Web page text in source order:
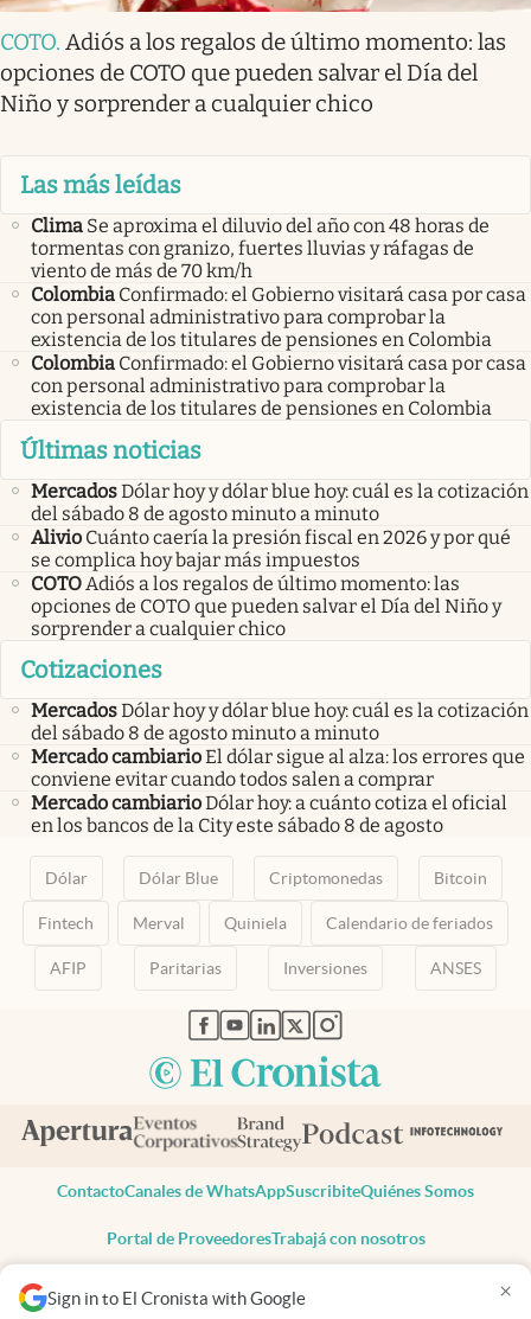
Sign in to El Cronista with Google ×
COTO. Adiós a los regalos de último momento: las
opciones de COTO que pueden salvar el Día del
Niño y sorprender a cualquier chico
Las más leídas
Clima Se aproxima el diluvio del año con 48 horas de
tormentas con granizo, fuertes lluvias y ráfagas de
viento de más de 70 km/h
Colombia Confirmado: el Gobierno visitará casa por casa
con personal administrativo para comprobar la
existencia de los titulares de pensiones en Colombia
Colombia Confirmado: el Gobierno visitará casa por casa
con personal administrativo para comprobar la
existencia de los titulares de pensiones en Colombia
Últimas noticias
MercadosDólar hoy y dólar blue hoy: cuál es la cotización
del sábado 8 de agosto minuto a minuto
Alivio Cuánto caería la presión fiscal en 2026 y por qué
se complica hoy bajar más impuestos
COTOAdiós a los regalos de último momento: las
opciones de COTO que pueden salvar el Día del Niño y
sorprender a cualquier chico
Cotizaciones
MercadosDólar hoy y dólar blue hoy: cuál es la cotización
del sábado 8 de agosto minuto a minuto
Mercado cambiarioEl dólar sigue al alza: los errores que
conviene evitar cuando todos salen a comprar
Mercado cambiarioDólar hoy: a cuánto cotiza el oficial
en los bancos de la City este sábado 8 de agosto
Dólar Dólar Blue Criptomonedas Bitcoin
Fintech Merval Quiniela Calendario de feriados
AFIP Paritarias Inversiones ANSES
abre en nueva pestaña
abre en nueva pestaña
abre en nueva pestaña
abre en nueva pestaña
abre en nueva pestaña
ContactoCanales de WhatsAppSuscribiteQuiénes Somos
Portal de ProveedoresTrabajá con nosotros
Todos los derechos reservados